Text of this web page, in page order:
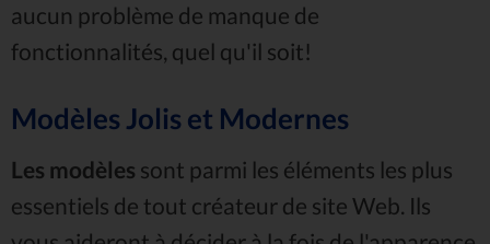
aucun problème de manque de
fonctionnalités, quel qu'il soit!
Modèles Jolis et Modernes
Les modèles sont parmi les éléments les plus
essentiels de tout créateur de site Web. Ils